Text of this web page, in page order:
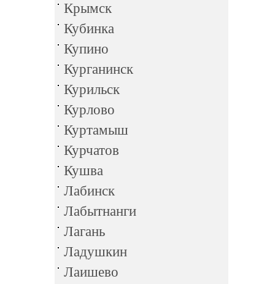
Крымск
Кубинка
Купино
Курганинск
Курильск
Курлово
Куртамыш
Курчатов
Кушва
Лабинск
Лабытнанги
Лагань
Ладушкин
Лаишево